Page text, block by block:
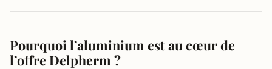
Pourquoi l’aluminium est au cœur de
l’offre Delpherm ?